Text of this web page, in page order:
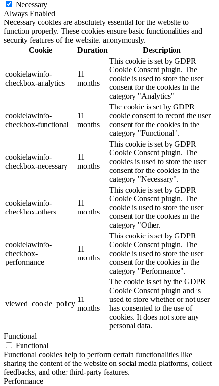
Necessary
Always Enabled
Necessary cookies are absolutely essential for the website to
function properly. These cookies ensure basic functionalities and
security features of the website, anonymously.
Cookie
Duration Description
cookielawinfo-
checkbox-analytics
11
months
This cookie is set by GDPR
Cookie Consent plugin. The
cookie is used to store the user
consent for the cookies in the
category "Analytics".
cookielawinfo-
checkbox-functional
11
months
The cookie is set by GDPR
cookie consent to record the user
consent for the cookies in the
category "Functional".
cookielawinfo-
checkbox-necessary
11
months
This cookie is set by GDPR
Cookie Consent plugin. The
cookies is used to store the user
consent for the cookies in the
category "Necessary".
cookielawinfo-
checkbox-others
11
months
This cookie is set by GDPR
Cookie Consent plugin. The
cookie is used to store the user
consent for the cookies in the
category "Other.
cookielawinfo-
checkbox-
performance
11
months
This cookie is set by GDPR
Cookie Consent plugin. The
cookie is used to store the user
consent for the cookies in the
category "Performance".
viewed_cookie_policy
11
months
The cookie is set by the GDPR
Cookie Consent plugin and is
used to store whether or not user
has consented to the use of
cookies. It does not store any
personal data.
Functional
Functional
Functional cookies help to perform certain functionalities like
sharing the content of the website on social media platforms, collect
feedbacks, and other third-party features.
Performance